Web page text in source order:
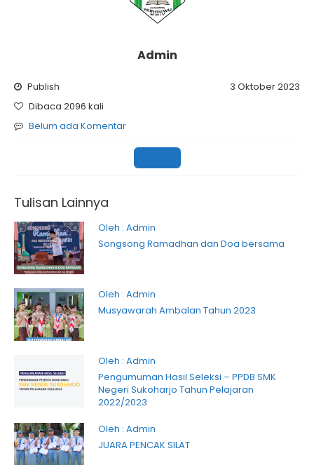
Admin
Publish
3 Oktober 2023
Dibaca 2096 kali
Belum ada Komentar
Tulisan Lainnya
Oleh : Admin
Songsong Ramadhan dan Doa bersama
Oleh : Admin
Musyawarah Ambalan Tahun 2023
Oleh : Admin
Pengumuman Hasil Seleksi – PPDB SMK
Negeri Sukoharjo Tahun Pelajaran
2022/2023
Oleh : Admin
JUARA PENCAK SILAT